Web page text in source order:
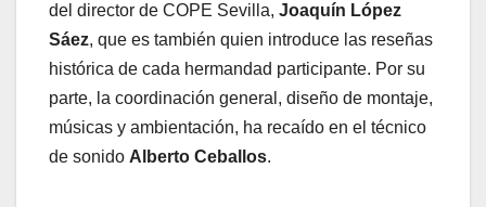
del director de COPE Sevilla, Joaquín López
Sáez, que es también quien introduce las reseñas
histórica de cada hermandad participante. Por su
parte, la coordinación general, diseño de montaje,
músicas y ambientación, ha recaído en el técnico
de sonido Alberto Ceballos.